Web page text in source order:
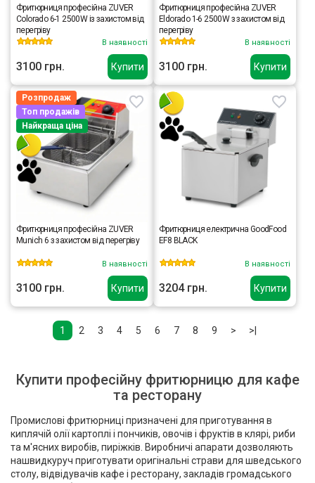
Купити
Фритюрниця професійна ZUVER
Colorado 6-1 2500W із захистом від
перегріву
В наявності
3100 грн. Купити
Фритюрниця професійна ZUVER
Eldorado 1-6 2500W з захистом від
перегріву
В наявності
3100 грн.
Купити
Розпродаж
Топ продажів
Найкраща ціна
Фритюрниця професійна ZUVER
Munich 6 з захистом від перегріву
В наявності
3100 грн. Купити
Фритюрниця електрична GoodFood
EF8 BLACK
В наявності
3204 грн.
1 2 3 4 5 6 7 8 9 > >|
Купити професійну фритюрницю для кафе
та ресторану
Промислові фритюрниці призначені для приготування в
киплячій олії картоплі і пончиків, овочів і фруктів в клярі, риби
та м'ясних виробів, пиріжків. Виробничі апарати дозволяють
нашвидкуруч приготувати оригінальні страви для шведського
столу, відвідувачів кафе і ресторану, закладів громадського